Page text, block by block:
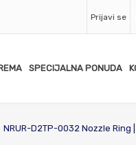
Prijavi se
SPECIJALNA PONUDA
NRUR-D2TP-0032 Nozzle Ring |